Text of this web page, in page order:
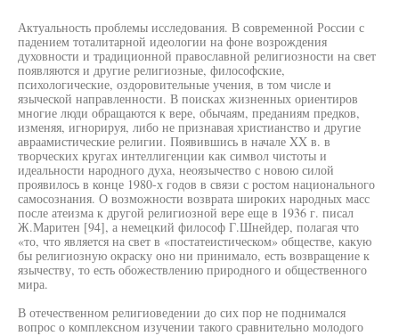
Актуальность проблемы исследования. В современной России с
падением тоталитарной идеологии на фоне возрождения
духовности и традиционной православной религиозности на свет
появляются и другие религиозные, философские,
психологические, оздоровительные учения, в том числе и
языческой направленности. В поисках жизненных ориентиров
многие люди обращаются к вере, обычаям, преданиям предков,
изменяя, игнорируя, либо не признавая христианство и другие
авраамистические религии. Появившись в начале XX в. в
творческих кругах интеллигенции как символ чистоты и
идеальности народного духа, неоязычество с новою силой
проявилось в конце 1980-х годов в связи с ростом национального
самосознания. О возможности возврата широких народных масс
после атеизма к другой религиозной вере еще в 1936 г. писал
Ж.Маритен [94], а немецкий философ Г.Шнейдер, полагая что
«то, что является на свет в «постатеистическом» обществе, какую
бы религиозную окраску оно ни принимало, есть возвращение к
язычеству, то есть обожествлению природного и общественного
мира.
В отечественном религиоведении до сих пор не поднимался
вопрос о комплексном изучении такого сравнительно молодого